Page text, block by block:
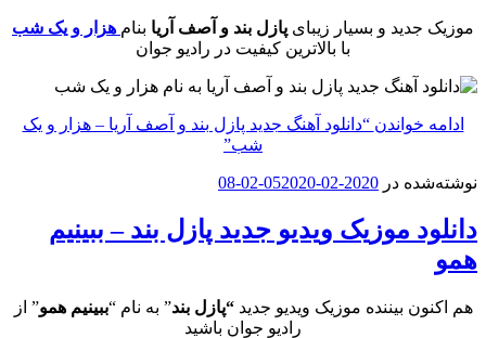
و بسیار زیبایپازل بند و آصف آریا بنامهزار و یک شب
با بالاترین کیفیت در رادیو جوان
“دانلود آهنگ جدید پازل بند و آصف آریا – هزار و یک
2020-02-05
2020-02-08
ویدیو جدید پازل بند – ببینیم
موزیک ویدیو جدید“پازل بند” به نام “ ببینیم همو” از
رادیو جوان باشید